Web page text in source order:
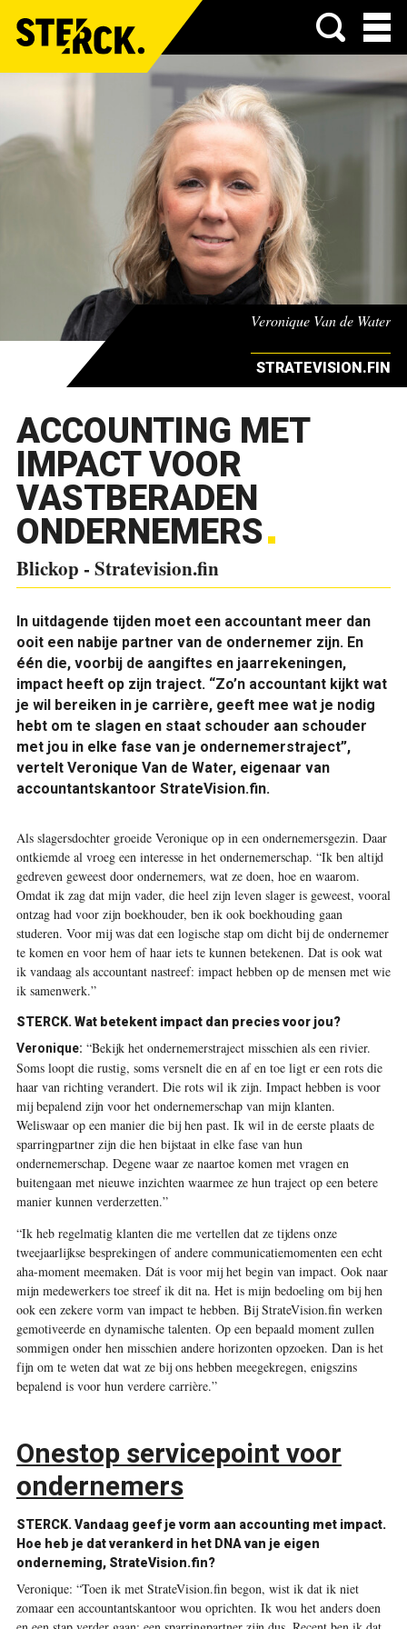
Menu
Veronique Van de Water
STRATEVISION.FIN
ACCOUNTING MET
IMPACT VOOR
VASTBERADEN
ONDERNEMERS
Blickop - Stratevision.fin
In uitdagende tijden moet een accountant meer dan
ooit een nabije partner van de ondernemer zijn. En
één die, voorbij de aangiftes en jaarrekeningen,
impact heeft op zijn traject. “Zo’n accountant kijkt wat
je wil bereiken in je carrière, geeft mee wat je nodig
hebt om te slagen en staat schouder aan schouder
met jou in elke fase van je ondernemerstraject”,
vertelt Veronique Van de Water, eigenaar van
accountantskantoor StrateVision.fin.
Als slagersdochter groeide Veronique op in een ondernemersgezin. Daar
ontkiemde al vroeg een interesse in het ondernemerschap. “Ik ben altijd
gedreven geweest door ondernemers, wat ze doen, hoe en waarom.
Omdat ik zag dat mijn vader, die heel zijn leven slager is geweest, vooral
ontzag had voor zijn boekhouder, ben ik ook boekhouding gaan
studeren. Voor mij was dat een logische stap om dicht bij de ondernemer
te komen en voor hem of haar iets te kunnen betekenen. Dat is ook wat
ik vandaag als accountant nastreef: impact hebben op de mensen met wie
ik samenwerk.”
STERCK. Wat betekent impact dan precies voor jou?
Veronique: “Bekijk het ondernemerstraject misschien als een rivier.
Soms loopt die rustig, soms versnelt die en af en toe ligt er een rots die
haar van richting verandert. Die rots wil ik zijn. Impact hebben is voor
mij bepalend zijn voor het ondernemerschap van mijn klanten.
Weliswaar op een manier die bij hen past. Ik wil in de eerste plaats de
sparringpartner zijn die hen bijstaat in elke fase van hun
ondernemerschap. Degene waar ze naartoe komen met vragen en
buitengaan met nieuwe inzichten waarmee ze hun traject op een betere
manier kunnen verderzetten.”
“Ik heb regelmatig klanten die me vertellen dat ze tijdens onze
tweejaarlijkse besprekingen of andere communicatiemomenten een echt
aha-moment meemaken. Dát is voor mij het begin van impact. Ook naar
mijn medewerkers toe streef ik dit na. Het is mijn bedoeling om bij hen
ook een zekere vorm van impact te hebben. Bij StrateVision.fin werken
gemotiveerde en dynamische talenten. Op een bepaald moment zullen
sommigen onder hen misschien andere horizonten opzoeken. Dan is het
fijn om te weten dat wat ze bij ons hebben meegekregen, enigszins
bepalend is voor hun verdere carrière.”
Onestop servicepoint voor
ondernemers
STERCK. Vandaag geef je vorm aan accounting met impact.
Hoe heb je dat verankerd in het DNA van je eigen
onderneming, StrateVision.fin?
Veronique: “Toen ik met StrateVision.fin begon, wist ik dat ik niet
zomaar een accountantskantoor wou oprichten. Ik wou het anders doen